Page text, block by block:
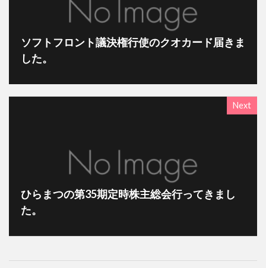
ソフトフロント議決権行使のクオカード届きま
した。
Next
ひらまつの第35期定時株主総会行ってきまし
た。